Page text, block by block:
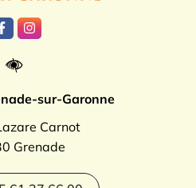
Lien vers le compte Facebook
Lien vers le compte
sur-Garonne
Carnot
Grenade